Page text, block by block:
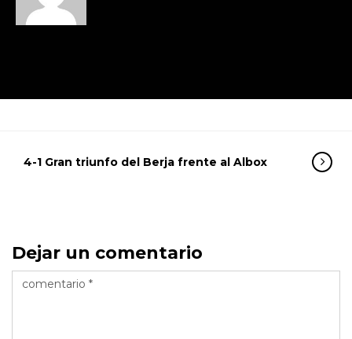
4-1 Gran triunfo del Berja frente al Albox
Dejar un comentario